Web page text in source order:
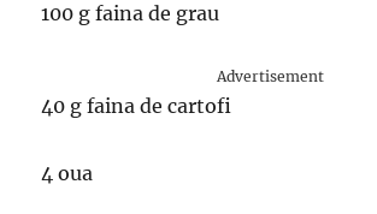
100 g faina de grau
Advertisement
40 g faina de cartofi
4 oua